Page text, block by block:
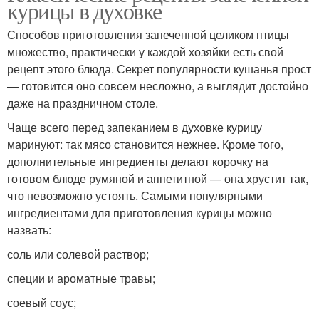
курицы в духовке
Способов приготовления запеченной целиком птицы
множество, практически у каждой хозяйки есть свой
рецепт этого блюда. Секрет популярности кушанья прост
— готовится оно совсем несложно, а выглядит достойно
даже на праздничном столе.
Чаще всего перед запеканием в духовке курицу
маринуют: так мясо становится нежнее. Кроме того,
дополнительные ингредиенты делают корочку на
готовом блюде румяной и аппетитной — она хрустит так,
что невозможно устоять. Самыми популярными
ингредиентами для приготовления курицы можно
назвать:
соль или солевой раствор;
специи и ароматные травы;
соевый соус;